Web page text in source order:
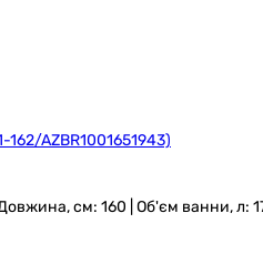
AZBR1001651943)
см: 160 | Об'єм ванни, л: